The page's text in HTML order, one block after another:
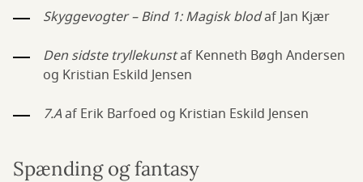
Skyggevogter – Bind 1: Magisk blodaf Jan Kjær
Den sidste tryllekunstaf Kenneth Bøgh Andersen
og Kristian Eskild Jensen
7.Aaf Erik Barfoed og Kristian Eskild Jensen
Spænding og fantasy